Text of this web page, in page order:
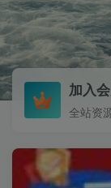
加入
全站资